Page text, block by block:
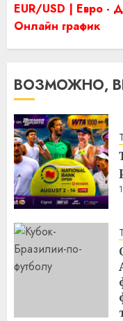
EUR/USD | Евро -
Онлайн график
ВОЗМОЖНО,